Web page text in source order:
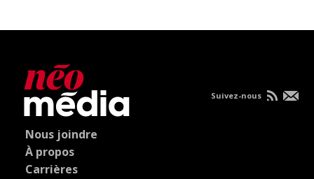
Nous joindre
À propos
Carrières
Suivez-nous